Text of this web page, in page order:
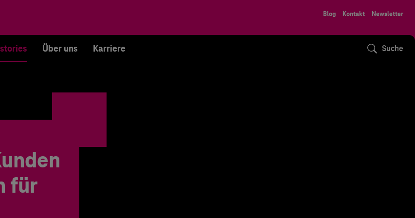
Blog Kontakt Newsletter
Über uns Karriere Suche
für